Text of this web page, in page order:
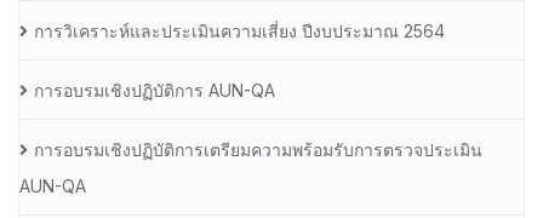
การวิเคราะห์และประเมินความเสี่ยง ปีงบประมาณ 2564
การอบรมเชิงปฏิบัติการ AUN-QA
การอบรมเชิงปฏิบัติการเตรียมความพร้อมรับการตรวจประเมิน
AUN-QA